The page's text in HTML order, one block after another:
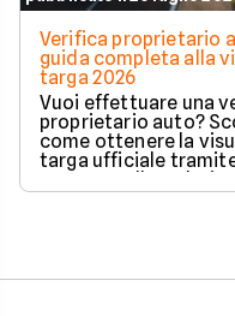
Verifica proprietario
guida completa alla
targa 2026
Vuoi effettuare una
proprietario auto?
come ottenere la
targa ufficiale tramite
per controllare dati e
vincoli in totale